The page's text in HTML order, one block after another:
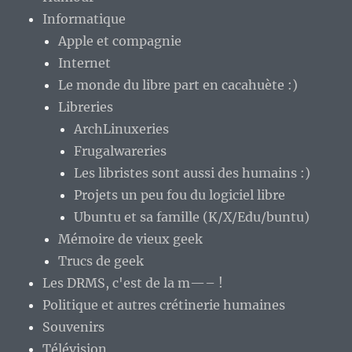
Informatique
Apple et compagnie
Internet
Le monde du libre part en cacahuète :)
Libreries
ArchLinuxeries
Frugalwareries
Les libristes sont aussi des humains :)
Projets un peu fou du logiciel libre
Ubuntu et sa famille (K/X/Edu/buntu)
Mémoire de vieux geek
Trucs de geek
Les DRMS, c'est de la m—– !
Politique et autres crétinerie humaines
Souvenirs